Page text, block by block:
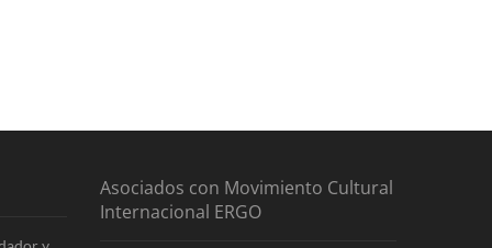
Asociados con Movimiento Cultural
Internacional ERGO